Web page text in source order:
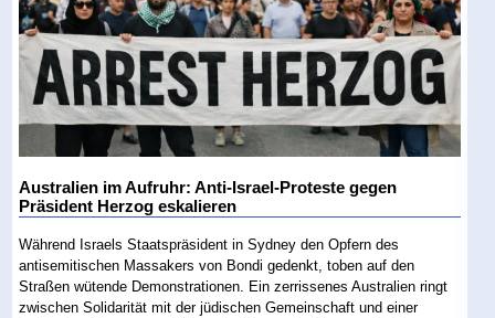
Australien im Aufruhr: Anti-Israel-Proteste gegen
Präsident Herzog eskalieren
Während Israels Staatspräsident in Sydney den Opfern des
antisemitischen Massakers von Bondi gedenkt, toben auf den
Straßen wütende Demonstrationen. Ein zerrissenes Australien ringt
zwischen Solidarität mit der jüdischen Gemeinschaft und einer